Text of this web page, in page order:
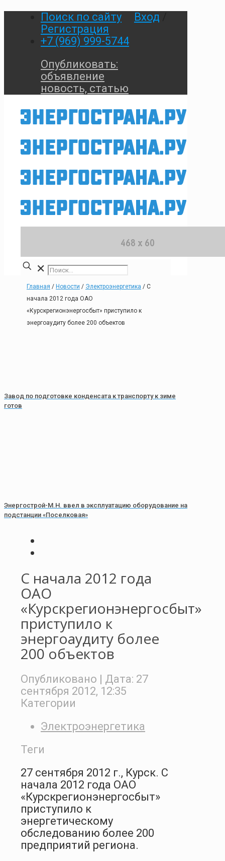
Поиск по сайту Вход
Регистрация
+7 (969) 999-5744
Опубликовать:
объявление
новость, статью
✕
Главная / Новости / Электроэнергетика / С
начала 2012 года ОАО
«Курскрегионэнергосбыт» приступило к
энергоаудиту более 200 объектов
Завод по подготовке конденсата к транспорту к зиме
готов
Энергострой-М.Н. ввел в эксплуатацию оборудование на
подстанции «Поселковая»
С начала 2012 года
ОАО
«Курскрегионэнергосбыт»
приступило к
энергоаудиту более
200 объектов
Опубликовано | Дата: 27
сентября 2012, 12:35
Категории
Электроэнергетика
Теги
27 сентября 2012 г., Курск. С
начала 2012 года ОАО
«Курскрегионэнергосбыт»
приступило к
энергетическому
обследованию более 200
предприятий региона.